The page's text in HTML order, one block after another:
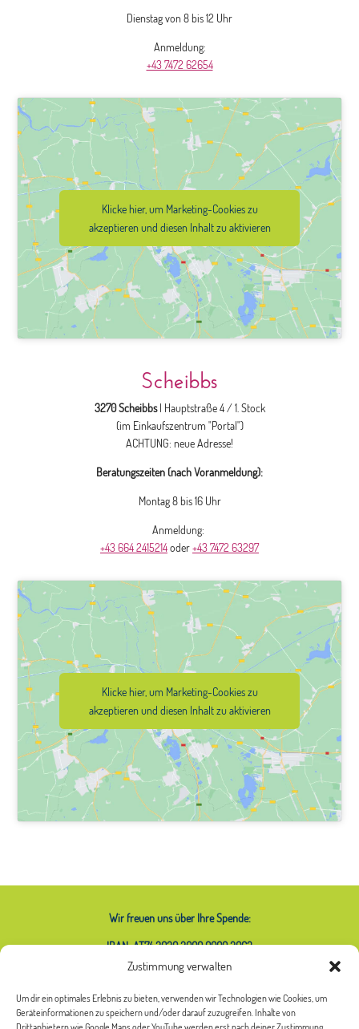
Zustimmung verwalten
Um dir ein optimales Erlebnis zu bieten, verwenden wir Technologien wie Cookies, um
Geräteinformationen zu speichern und/oder darauf zuzugreifen. Inhalte von
Dienstag von 8 bis 12 Uhr
Anmeldung:
+43 7472 62654
Klicke hier, um Marketing-Cookies zu
akzeptieren und diesen Inhalt zu aktivieren
Scheibbs
3270 Scheibbs| Hauptstraße 4 / 1. Stock
(im Einkaufszentrum "Portal")
ACHTUNG: neue Adresse!
Beratungszeiten (nach Voranmeldung):
Montag 8 bis 16 Uhr
Anmeldung:
+43 664 2415214oder+43 7472 63297
Klicke hier, um Marketing-Cookies zu
akzeptieren und diesen Inhalt zu aktivieren
Wir freuen uns über Ihre Spende:
IBAN: AT74 2020 2000 0000 2063